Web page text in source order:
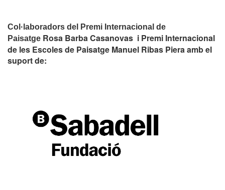
Col·laboradors del Premi Internacional de
Paisatge Rosa Barba Casanovas i Premi Internacional
de les Escoles de Paisatge Manuel Ribas Piera amb el
suport de: